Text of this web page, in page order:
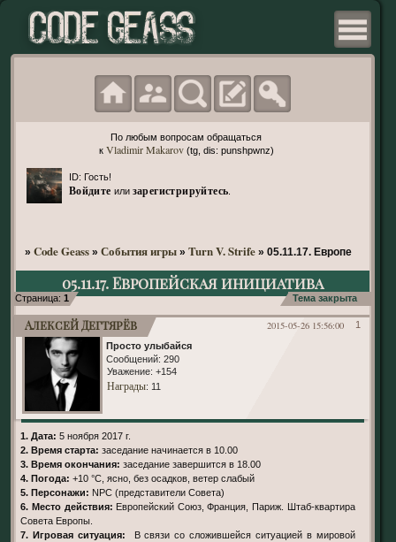
По любым вопросам обращаться
к Vladimir Makarov(tg, dis: punshpwnz)
ID: Гость!
Войдите или зарегистрируйтесь
» Code Geass » События игры » Turn V. Strife » 05.11.17. Европейская
05.11.17. Европейская инициатива
Страница: 1 Тема закрыта
1
2015-05-26 15:56:00
Алексей Дегтярёв
Просто улыбайся
Сообщений: 290
Уважение: +154
Награды: 11
1. Дата: 5 ноября 2017 г.
2. Время старта: заседание начинается в 10.00
3. Время окончания: заседание завершится в 18.00
4. Погода: +10 °С, ясно, без осадков, ветер слабый
5. Персонажи: NPC (представители Совета)
6. Место действия: Европейский Союз, Франция, Париж. Штаб-квартира
Совета Европы.
7. Игровая ситуация: В связи со сложившейся ситуацией в мировой